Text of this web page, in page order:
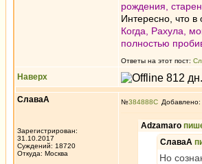
рождения,
Интересно, что в
Когда, Рахула,
полностью
Ответы на этот пост:
Наверх
СлаваА
Зарегистрирован:
31.10.2017
Суждений: 18720
Откуда: Москва
№384888
Adzamaro
СлаваА
Но